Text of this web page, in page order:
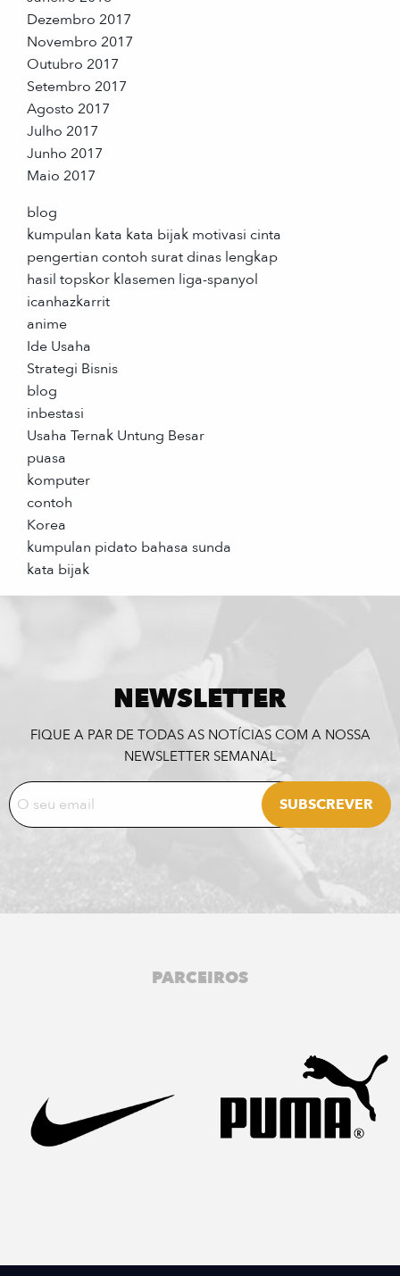
Dezembro 2017
Novembro 2017
Outubro 2017
Setembro 2017
Agosto 2017
Julho 2017
Junho 2017
Maio 2017
blog
kumpulan kata kata bijak motivasi cinta
pengertian contoh surat dinas lengkap
hasil topskor klasemen liga-spanyol
icanhazkarrit
anime
Ide Usaha
Strategi Bisnis
blog
inbestasi
Usaha Ternak Untung Besar
puasa
komputer
contoh
Korea
kumpulan pidato bahasa sunda
kata bijak
NEWSLETTER
FIQUE A PAR DE TODAS AS NOTÍCIAS COM A NOSSA
NEWSLETTER SEMANAL
PARCEIROS